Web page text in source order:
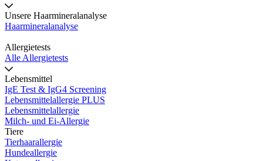
Unsere Haarmineralanalyse
Haarmineralanalyse
Allergietests
Alle Allergietests
Lebensmittel
IgE Test & IgG4 Screening
Lebensmittelallergie PLUS
Lebensmittelallergie
Milch- und Ei-Allergie
Tiere
Tierhaarallergie
Hundeallergie